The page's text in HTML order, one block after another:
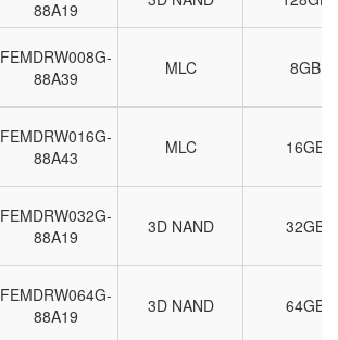
88A19
FEMDRW008G-
88A39
MLC 8GB
FEMDRW016G-
88A43
MLC 16GB
FEMDRW032G-
88A19
3D NAND 32GB
FEMDRW064G-
88A19
3D NAND 64GB